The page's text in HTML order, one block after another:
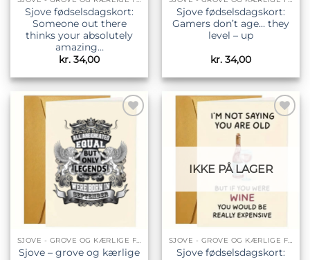
Sjove fødselsdagskort:
Someone out there
thinks your absolutely
amazing…
kr. 34,00
Sjove fødselsdagskort:
Gamers don’t age… they
level – up
kr. 34,00
Tilføj til
ønskeliste
SJOVE - GROVE OG KÆRLIGE FØDSELSDAGSKORT
Sjove – grove og kærlige
Tilføj til
IKKE PÅ LAGER
SJOVE - GROVE OG KÆRLIGE FØDSELSDAGSKORT
Sjove fødselsdagskort: